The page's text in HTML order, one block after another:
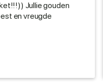
Jullie gouden
en vreugde